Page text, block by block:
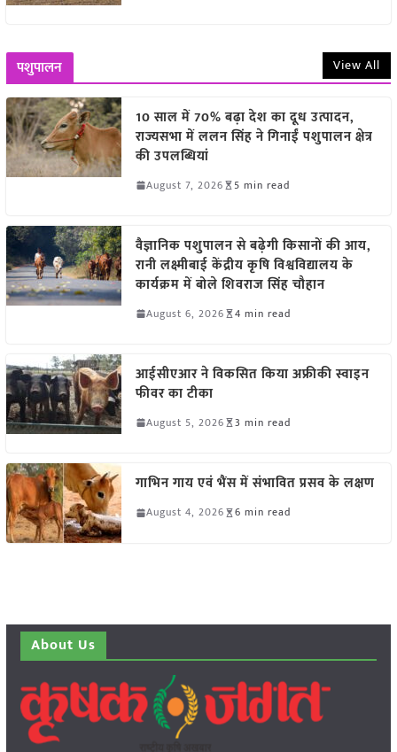
पशुपालन View All
10 साल में 70% बढ़ा देश का दूध उत्पादन,
राज्यसभा में ललन सिंह ने गिनाईं पशुपालन क्षेत्र
की उपलब्धियां
August 7, 2026 5 min read
वैज्ञानिक पशुपालन से बढ़ेगी किसानों की आय,
रानी लक्ष्मीबाई केंद्रीय कृषि विश्वविद्यालय के
कार्यक्रम में बोले शिवराज सिंह चौहान
August 6, 2026 4 min read
आईसीएआर ने विकसित किया अफ्रीकी स्वाइन
फीवर का टीका
August 5, 2026 3 min read
गाभिन गाय एवं भैंस में संभावित प्रसव के लक्षण
August 4, 2026 6 min read
About Us